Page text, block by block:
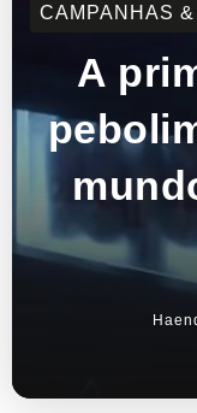
CAMPANHAS
A